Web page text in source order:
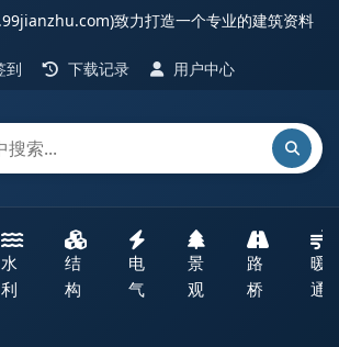
致力打造一个专业的建筑资料
到
下载记录 用户中心
水
利
结
构
电
气
景
观
路
桥
暖
通